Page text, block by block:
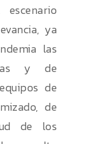
ya
las
y de
de
de
de los